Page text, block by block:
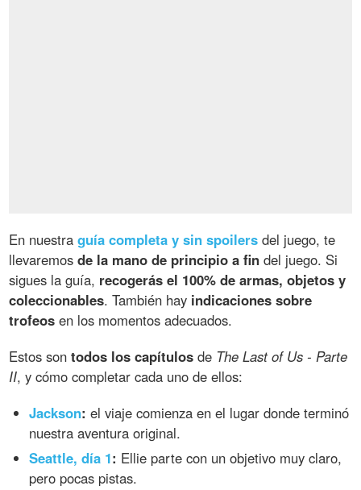
En nuestraguía completa y sin spoilers del juego, te
llevaremosde la mano de principio a fin del juego. Si
sigues la guía, recogerás el 100% de armas, objetos y
coleccionables. También hay indicaciones sobre
trofeos en los momentos adecuados.
Estos sontodos los capítulos de The Last of Us - Parte
II, y cómo completar cada uno de ellos:
Jackson: el viaje comienza en el lugar donde terminó
nuestra aventura original.
Seattle, día 1: Ellie parte con un objetivo muy claro,
pero pocas pistas.